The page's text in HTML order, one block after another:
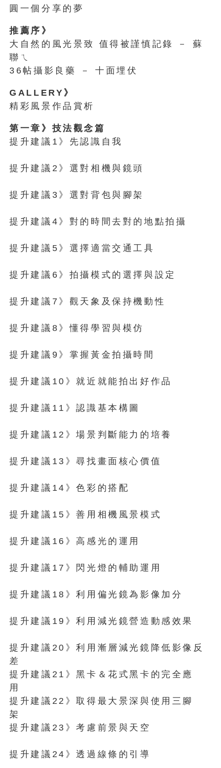
圓一個分享的夢
推薦序》
大自然的風光景致 值得被謹慎記錄 － 蘇
聯ㄟ
36帖攝影良藥 － 十面埋伏
GALLERY》
精彩風景作品賞析
第一章》技法觀念篇
提升建議1》先認識自我
提升建議2》選對相機與鏡頭
提升建議3》選對背包與腳架
提升建議4》對的時間去對的地點拍攝
提升建議5》選擇適當交通工具
提升建議6》拍攝模式的選擇與設定
提升建議7》觀天象及保持機動性
提升建議8》懂得學習與模仿
提升建議9》掌握黃金拍攝時間
提升建議10》就近就能拍出好作品
提升建議11》認識基本構圖
提升建議12》場景判斷能力的培養
提升建議13》尋找畫面核心價值
提升建議14》色彩的搭配
提升建議15》善用相機風景模式
提升建議16》高感光的運用
提升建議17》閃光燈的輔助運用
提升建議18》利用偏光鏡為影像加分
提升建議19》利用減光鏡營造動感效果
提升建議20》利用漸層減光鏡降低影像反
差
提升建議21》黑卡＆花式黑卡的完全應
用
提升建議22》取得最大景深與使用三腳
架
提升建議23》考慮前景與天空
提升建議24》透過線條的引導